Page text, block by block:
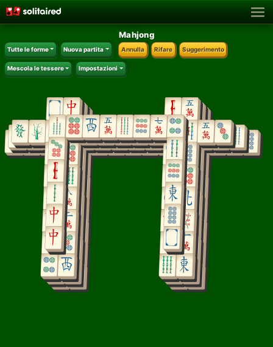
Mahjong
Tutte le forme Nuova partita Annulla Rifare Suggerimento
Mescola le tessere Impostazioni